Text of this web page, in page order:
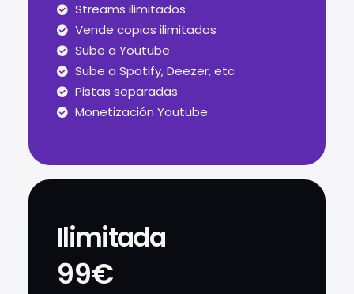
Streams ilimitados
Vende copias ilimitadas
Sube a Youtube
Sube a Spotify, Deezer, etc
Pistas separadas
Monetización Youtube
Ilimitada
99€